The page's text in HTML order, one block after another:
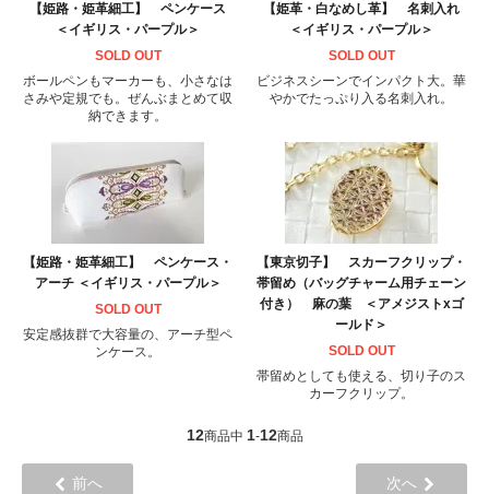
【姫路・姫革細工】 ペンケース
＜イギリス・パープル＞
SOLD OUT
ボールペンもマーカーも、小さなは
さみや定規でも。ぜんぶまとめて収
納できます。
【姫革・白なめし革】 名刺入れ
＜イギリス・パープル＞
SOLD OUT
ビジネスシーンでインパクト大。華
やかでたっぷり入る名刺入れ。
【姫路・姫革細工】 ペンケース・
アーチ ＜イギリス・パープル＞
SOLD OUT
安定感抜群で大容量の、アーチ型ペ
ンケース。
【東京切子】 スカーフクリップ・
帯留め（バッグチャーム用チェーン
付き） 麻の葉 ＜アメジストxゴ
ールド＞
SOLD OUT
帯留めとしても使える、切り子のス
カーフクリップ。
12商品中 1-12商品
前へ 次へ